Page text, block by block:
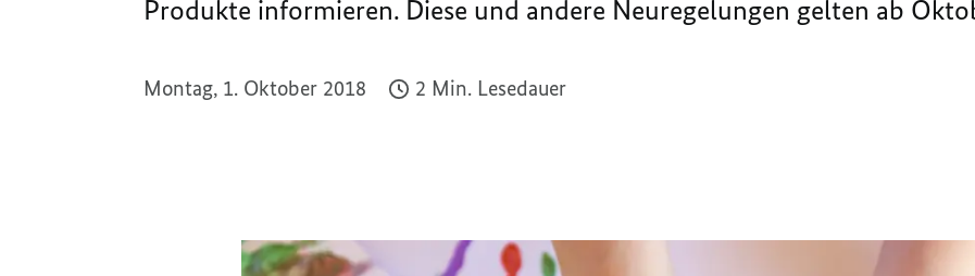
Produkte informieren. Diese und andere Neuregelungen gelten ab
Montag, 1. Oktober 2018 2 Min. Lesedauer